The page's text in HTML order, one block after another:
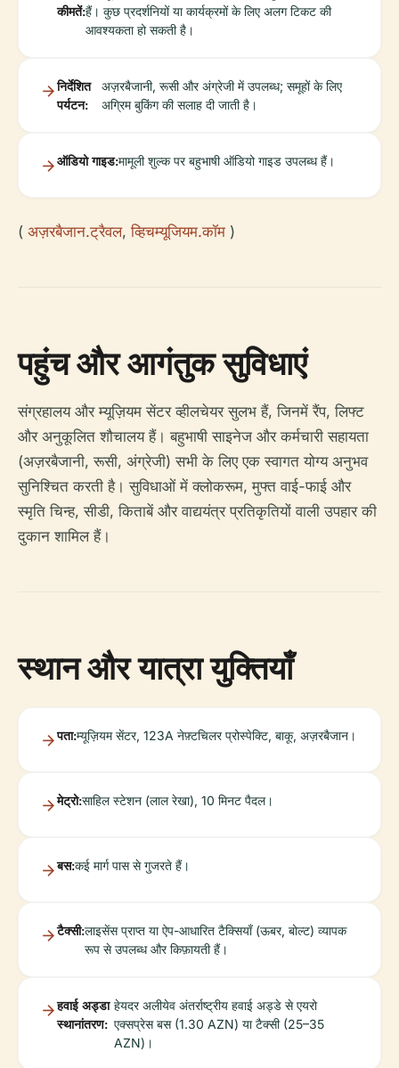
कीमतें:हैं। कुछ प्रदर्शनियों या कार्यक्रमों के लिए अलग टिकट की
आवश्यकता हो सकती है।
निर्देशित
पर्यटन:
अज़रबैजानी, रूसी और अंग्रेजी में उपलब्ध; समूहों के लिए
अग्रिम बुकिंग की सलाह दी जाती है।
ऑडियो गाइड:मामूली शुल्क पर बहुभाषी ऑडियो गाइड उपलब्ध हैं।
( अज़रबैजान.ट्रैवल,व्हिचम्यूजियम.कॉम )
पहुंच और आगंतुक सुविधाएं
संग्रहालय और म्यूज़ियम सेंटर व्हीलचेयर सुलभ हैं, जिनमें रैंप, लिफ्ट
और अनुकूलित शौचालय हैं। बहुभाषी साइनेज और कर्मचारी सहायता
(अज़रबैजानी, रूसी, अंग्रेजी) सभी के लिए एक स्वागत योग्य अनुभव
सुनिश्चित करती है। सुविधाओं में क्लोकरूम, मुफ्त वाई-फाई और
स्मृति चिन्ह, सीडी, किताबें और वाद्ययंत्र प्रतिकृतियों वाली उपहार की
दुकान शामिल हैं।
स्थान और यात्रा युक्तियाँ
पता:म्यूज़ियम सेंटर, 123A नेफ़्टचिलर प्रोस्पेक्टि, बाकू, अज़रबैजान।
मेट्रो:साहिल स्टेशन (लाल रेखा), 10 मिनट पैदल।
बस:कई मार्ग पास से गुजरते हैं।
टैक्सी:लाइसेंस प्राप्त या ऐप-आधारित टैक्सियाँ (ऊबर, बोल्ट) व्यापक
रूप से उपलब्ध और किफ़ायती हैं।
हवाई अड्डा
स्थानांतरण:
हेयदर अलीयेव अंतर्राष्ट्रीय हवाई अड्डे से एयरो
एक्सप्रेस बस (1.30 AZN) या टैक्सी (25–35
AZN)।